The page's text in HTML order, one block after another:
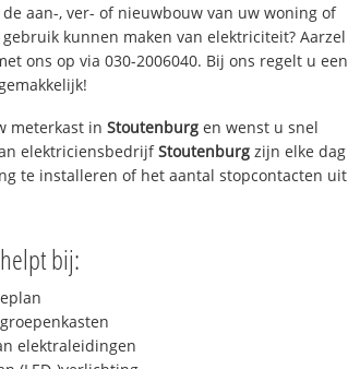
aan-, ver- of nieuwbouw van uw woning of
kunnen maken van elektriciteit? Aarzel
ons op via 030-2006040. Bij ons regelt u een
meterkast in Stoutenburg en wenst u snel
elektriciensbedrijfStoutenburg zijn elke dag
te installeren of het aantal stopcontacten uit
bij:
elektraleidingen